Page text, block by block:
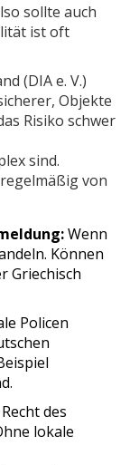
sollte auch
ist oft
(DIA e. V.)
Objekte
Risiko schwer
sind.
von
Wenn
Können
Griechisch
Policen
des
lokale